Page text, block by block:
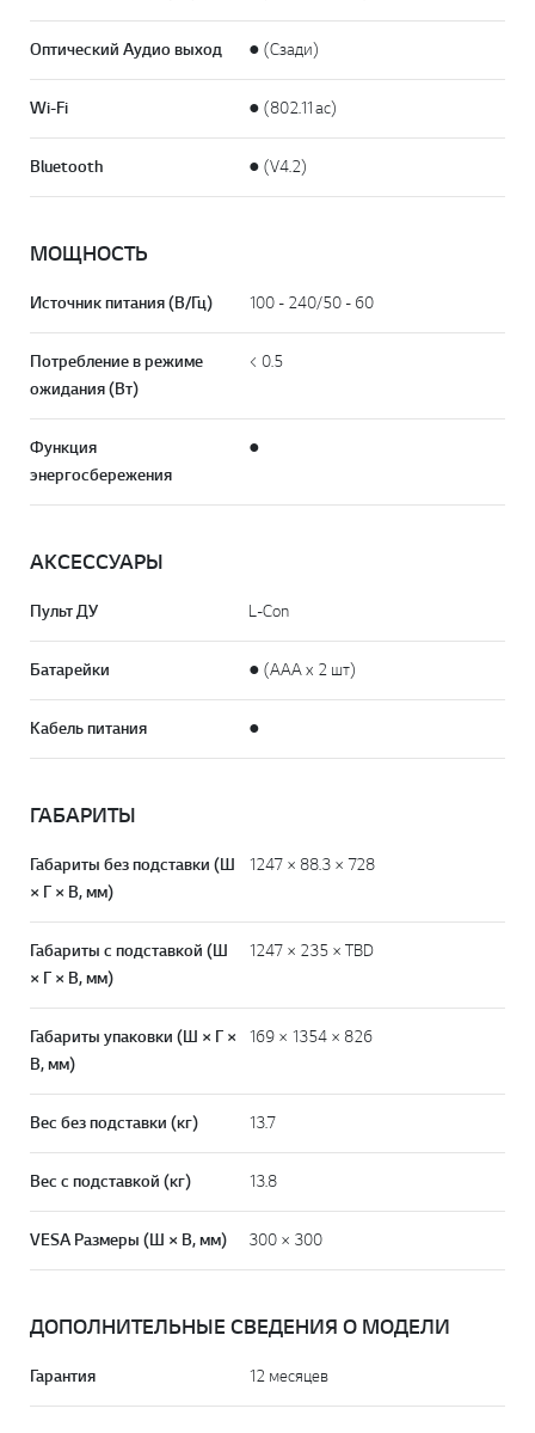
Оптический Аудио выход ● (Сзади)
Wi-Fi ● (802.11ac)
Bluetooth ● (V4.2)
МОЩНОСТЬ
Источник питания (В/Гц) 100 - 240/50 - 60
Потребление в режиме
ожидания (Вт)
< 0.5
Функция
энергосбережения
●
АКСЕССУАРЫ
Пульт ДУ L-Con
Батарейки ● (AAA x 2 шт)
Кабель питания ●
ГАБАРИТЫ
Габариты без подставки (Ш
× Г × В, мм)
1247 × 88.3 × 728
Габариты с подставкой (Ш
× Г × В, мм)
1247 × 235 × TBD
Габариты упаковки (Ш × Г ×
В, мм)
169 × 1354 × 826
Вес без подставки (кг) 13.7
Вес с подставкой (кг) 13.8
VESA Размеры (Ш × В, мм) 300 × 300
ДОПОЛНИТЕЛЬНЫЕ СВЕДЕНИЯ О МОДЕЛИ
Гарантия 12 месяцев